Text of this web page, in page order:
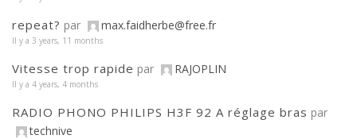
repeat? par max.faidherbe@free.fr
Il y a 3 years, 11 months
Vitesse trop rapide par RAJOPLIN
Il y a 4 years, 4 months
RADIO PHONO PHILIPS H3F 92 A réglage bras par
technive